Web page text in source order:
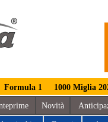
Formula 1 1000 Miglia
Novità